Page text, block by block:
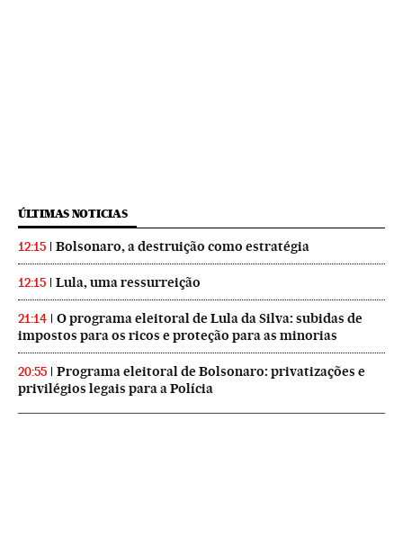
ÚLTIMAS NOTICIAS
12:15 Bolsonaro, a destruição como estratégia
12:15 Lula, uma ressurreição
21:14
O programa eleitoral de Lula da Silva: subidas de
impostos para os ricos e proteção para as minorias
20:55
Programa eleitoral de Bolsonaro: privatizações e
privilégios legais para a Polícia